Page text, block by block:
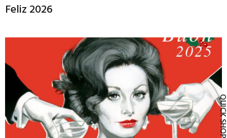
Feliz 2026